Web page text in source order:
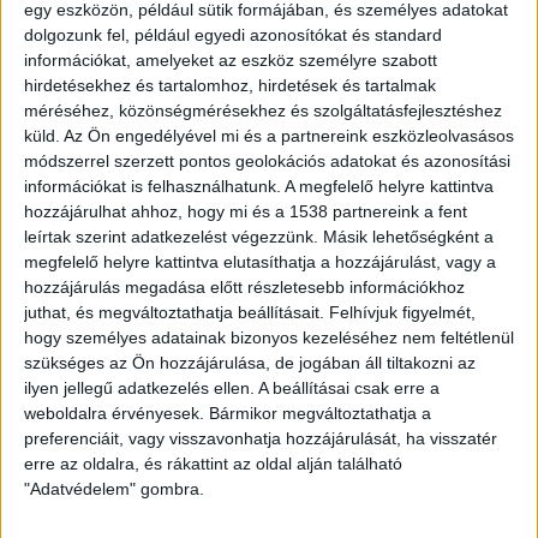
egy eszközön, például sütik formájában, és személyes adatokat
dolgozunk fel, például egyedi azonosítókat és standard
információkat, amelyeket az eszköz személyre szabott
hirdetésekhez és tartalomhoz, hirdetések és tartalmak
méréséhez, közönségmérésekhez és szolgáltatásfejlesztéshez
küld. Az Ön engedélyével mi és a partnereink eszközleolvasásos
módszerrel szerzett pontos geolokációs adatokat és azonosítási
információkat is felhasználhatunk. A megfelelő helyre kattintva
hozzájárulhat ahhoz, hogy mi és a 1538 partnereink a fent
leírtak szerint adatkezelést végezzünk. Másik lehetőségként a
megfelelő helyre kattintva elutasíthatja a hozzájárulást, vagy a
hozzájárulás megadása előtt részletesebb információkhoz
juthat, és megváltoztathatja beállításait. Felhívjuk figyelmét,
hogy személyes adatainak bizonyos kezeléséhez nem feltétlenül
szükséges az Ön hozzájárulása, de jogában áll tiltakozni az
ilyen jellegű adatkezelés ellen. A beállításai csak erre a
weboldalra érvényesek. Bármikor megváltoztathatja a
preferenciáit, vagy visszavonhatja hozzájárulását, ha visszatér
erre az oldalra, és rákattint az oldal alján található
"Adatvédelem" gombra.
emberi tevékenység okolható-e.
A cikk szerint az elmúlt 20 évben országos átlagban
április 8-ára esett az utolsó tavaszi fagy. Amennyiben
pedig a 1970-80-as éveket nézték, akkor ez még április
közepén volt, azaz körülbelül egy héttel korábbra
tolódott az utolsó tavaszi fagy időpontja. A szimulációk
alapján az emberi tevékenység okolható az elmúlt
néhány évtizedben mért gyenge korábbra tolódásért is.
“Lehet, hogy mi örülünk a korábbi fagyoknak, de a
növények nem” – írják a kutatók, figyelmeztetve, hogy
amennyiben a pesszimista forgatókönyv szerint a
jelenlegi kibocsátási trendek folytatódnak, akkor a
század végére még nagyobb lesz a különbség a vegetáció
fejlődésének kezdete és az utolsó fagy között.
A vegetációs időszak kezdete sokkal gyorsabban tolódik
korábbra, mint ahogyan azt az utolsó tavaszi fagyok